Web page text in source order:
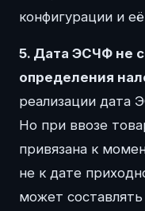
конфигурации и
5. Дата ЭСЧФ не
определения
реализации дата
Но при ввозе
привязана к
не к дате
может